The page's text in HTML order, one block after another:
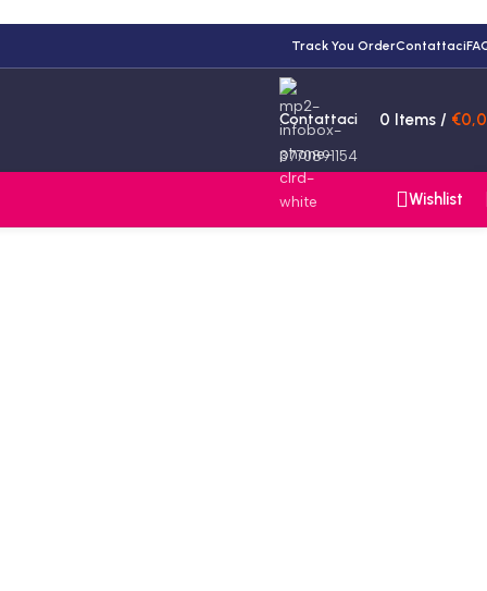
Track You OrderContattaci
Contattaci
3770891154
0 Items / €
Wishlist